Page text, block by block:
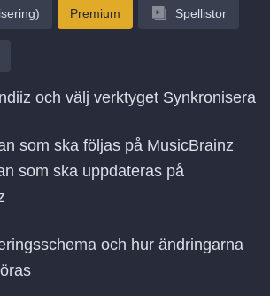
Premium Spellistor
och välj verktyget Synkronisera
som ska följas på MusicBrainz
som ska uppdateras på
och hur ändringarna